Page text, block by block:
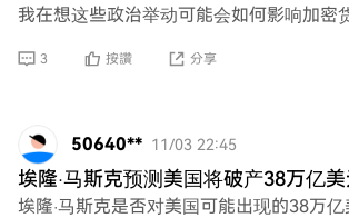
我在想这些政治举动可能会如何影响加密
3 按讚 分享
50640** 11/03 22:45
埃隆·马斯克预测美国将破产38万亿美
埃隆·马斯克是否对美国可能出现的38万